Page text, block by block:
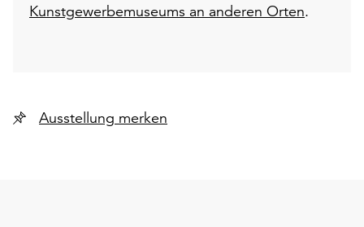
Kunstgewerbemuseums an anderen Orten.
Ausstellung merken